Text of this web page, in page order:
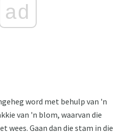
ad
word met behulp van 'n
van 'n blom, waarvan die
wees. Gaan dan die stam in die